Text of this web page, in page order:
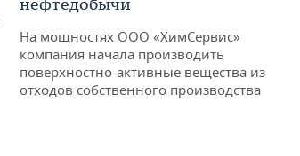
нефтедобычи
На мощностях ООО «ХимСервис»
компания начала производить
поверхностно-активные вещества из
отходов собственного производства